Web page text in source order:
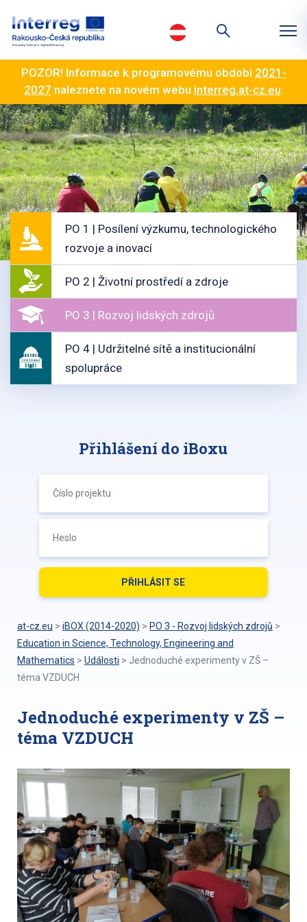
POZOR! Informace k programovému období 2021-
2027 naleznete na novém webu interreg.at-cz.eu.
PO 1 | Posílení výzkumu, technologického
rozvoje a inovací
PO 2 | Životní prostředí a zdroje
PO 3 | Rozvoj lidských zdrojů
PO 4 | Udržitelné sítě a institucionální
spolupráce
Přihlášení do iBoxu
at-cz.eu > iBOX (2014-2020) > PO 3 - Rozvoj lidských zdrojů >
Education in Science, Technology, Engineering and
Mathematics > Události > Jednoduché experimenty v ZŠ –
téma VZDUCH
Jednoduché experimenty v ZŠ –
téma VZDUCH